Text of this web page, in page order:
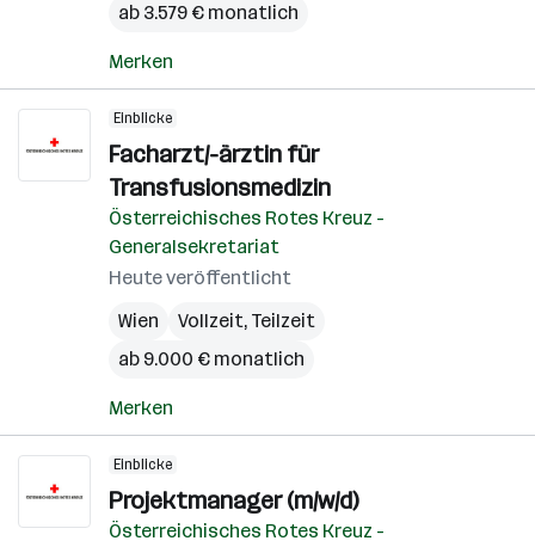
ab 3.579 € monatlich
Merken
Einblicke
Facharzt/-ärztin für
Transfusionsmedizin
Österreichisches Rotes Kreuz -
Generalsekretariat
Heute veröffentlicht
Wien
Vollzeit, Teilzeit
ab 9.000 € monatlich
Merken
Einblicke
Projektmanager (m/w/d)
Österreichisches Rotes Kreuz -